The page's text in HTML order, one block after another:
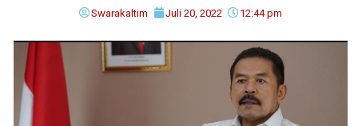
Swarakaltim Juli 20, 2022 12:44 pm